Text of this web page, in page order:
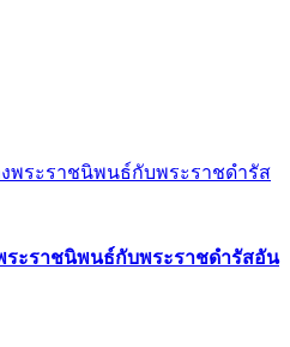
พระราชนิพนธ์กับพระราชดำรัสอัน